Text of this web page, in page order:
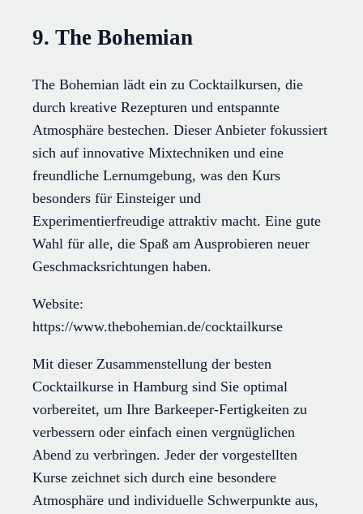
9. The Bohemian
The Bohemian lädt ein zu Cocktailkursen, die
durch kreative Rezepturen und entspannte
Atmosphäre bestechen. Dieser Anbieter fokussiert
sich auf innovative Mixtechniken und eine
freundliche Lernumgebung, was den Kurs
besonders für Einsteiger und
Experimentierfreudige attraktiv macht. Eine gute
Wahl für alle, die Spaß am Ausprobieren neuer
Geschmacksrichtungen haben.
Website:
https://www.thebohemian.de/cocktailkurse
Mit dieser Zusammenstellung der besten
Cocktailkurse in Hamburg sind Sie optimal
vorbereitet, um Ihre Barkeeper-Fertigkeiten zu
verbessern oder einfach einen vergnüglichen
Abend zu verbringen. Jeder der vorgestellten
Kurse zeichnet sich durch eine besondere
Atmosphäre und individuelle Schwerpunkte aus,